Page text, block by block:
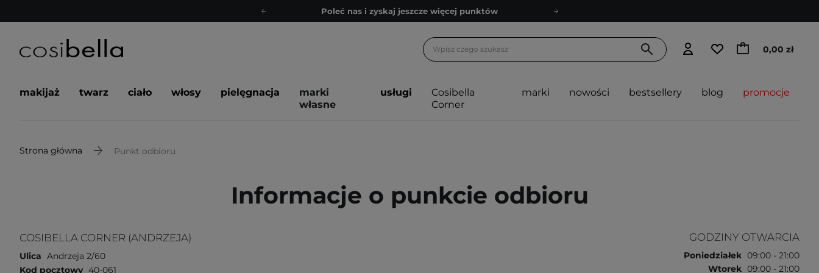
Poleć nas i zyskaj jeszcze więcej punktów
Bezpłatne konsultacje kosmetologiczne
Poleć nas i zyskaj jeszcze więcej punktów
0,00 zł
makijaż twarz ciało włosy pielęgnacja
marki
własne
usługi
Cosibella
Corner
marki nowości bestsellery blog promocje
Strona główna Punkt odbioru
Informacje o punkcie odbioru
COSIBELLA CORNER (ANDRZEJA)
Ulica Andrzeja 2/60
Kod pocztowy 40-061
GODZINY OTWARCIA
Poniedziałek 09:00 - 21:00
Wtorek 09:00 - 21:00